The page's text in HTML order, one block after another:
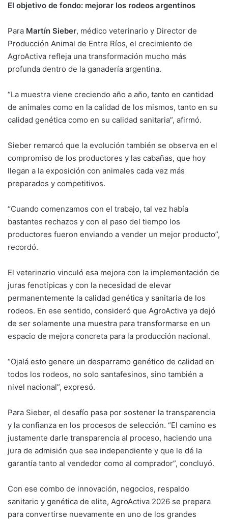
El objetivo de fondo: mejorar los rodeos argentinos
Para Martín Sieber, médico veterinario y Director de
Producción Animal de Entre Ríos, el crecimiento de
AgroActiva refleja una transformación mucho más
profunda dentro de la ganadería argentina.
“La muestra viene creciendo año a año, tanto en cantidad
de animales como en la calidad de los mismos, tanto en su
calidad genética como en su calidad sanitaria”, afirmó.
Sieber remarcó que la evolución también se observa en el
compromiso de los productores y las cabañas, que hoy
llegan a la exposición con animales cada vez más
preparados y competitivos.
“Cuando comenzamos con el trabajo, tal vez había
bastantes rechazos y con el paso del tiempo los
productores fueron enviando a vender un mejor producto”,
recordó.
El veterinario vinculó esa mejora con la implementación de
juras fenotípicas y con la necesidad de elevar
permanentemente la calidad genética y sanitaria de los
rodeos. En ese sentido, consideró que AgroActiva ya dejó
de ser solamente una muestra para transformarse en un
espacio de mejora concreta para la producción nacional.
“Ojalá esto genere un desparramo genético de calidad en
todos los rodeos, no solo santafesinos, sino también a
nivel nacional”, expresó.
Para Sieber, el desafío pasa por sostener la transparencia
y la confianza en los procesos de selección. “El camino es
justamente darle transparencia al proceso, haciendo una
jura de admisión que sea independiente y que le dé la
garantía tanto al vendedor como al comprador”, concluyó.
Con ese combo de innovación, negocios, respaldo
sanitario y genética de elite, AgroActiva 2026 se prepara
para convertirse nuevamente en uno de los grandes